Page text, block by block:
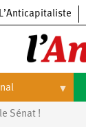
L’Anticapitaliste
Sénat !